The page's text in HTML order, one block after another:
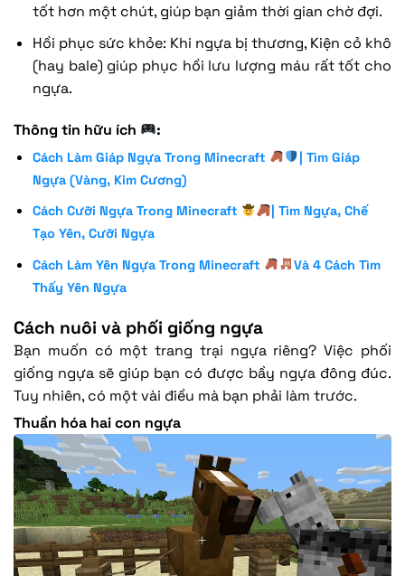
tốt hơn một chút, giúp bạn giảm thời gian chờ đợi.
Hồi phục sức khỏe: Khi ngựa bị thương, Kiện cỏ khô
(hay bale) giúp phục hồi lưu lượng máu rất tốt cho
ngựa.
Thông tin hữu ích :
Cách Làm Giáp Ngựa Trong Minecraft
| Tìm Giáp
Ngựa (Vàng, Kim Cương)
Cách Cưỡi Ngựa Trong Minecraft
| Tìm Ngựa, Chế
Tạo Yên, Cưỡi Ngựa
Cách Làm Yên Ngựa Trong Minecraft
Và 4 Cách Tìm
Thấy Yên Ngựa
Cách nuôi và phối giống ngựa
Bạn muốn có một trang trại ngựa riêng? Việc phối
giống ngựa sẽ giúp bạn có được bầy ngựa đông đúc.
Tuy nhiên, có một vài điều mà bạn phải làm trước.
Thuần hóa hai con ngựa